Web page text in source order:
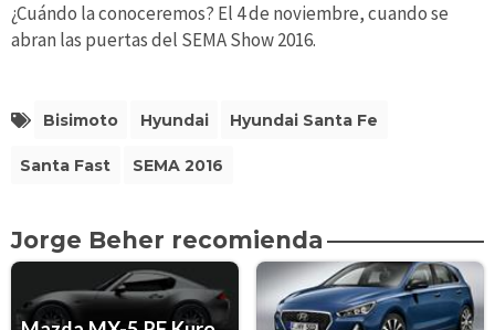
¿Cuándo la conoceremos? El 4 de noviembre, cuando se
abran las puertas del SEMA Show 2016.
Bisimoto Hyundai Hyundai Santa Fe
Santa Fast SEMA 2016
Jorge Beher recomienda